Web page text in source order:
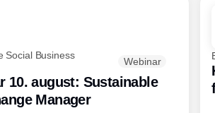
Social Business
Webinar
10. august: Sustainable
Manager